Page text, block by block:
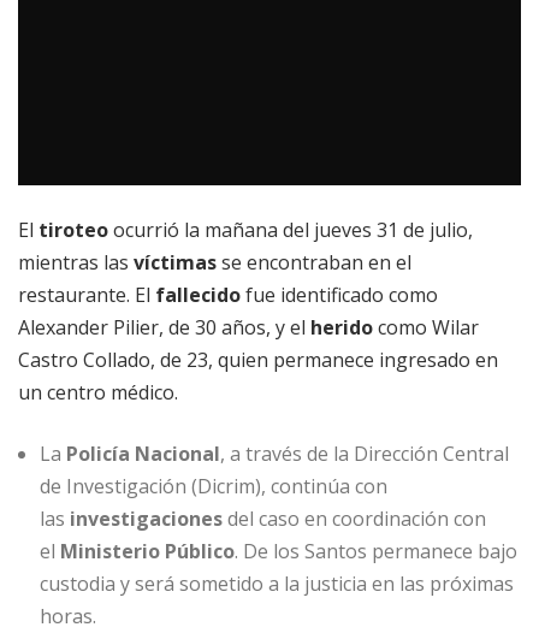
El tiroteoocurrió la mañana del jueves 31 de julio,
mientras las víctimasse encontraban en el
restaurante. El fallecidofue identificado como
Alexander Pilier, de 30 años, y el heridocomo Wilar
Castro Collado, de 23, quien permanece ingresado en
un centro médico.
La Policía Nacional, a través de la Dirección Central
de Investigación (Dicrim), continúa con
las investigacionesdel caso en coordinación con
el Ministerio Público. De los Santos permanece bajo
custodia y será sometido a la justicia en las próximas
horas.